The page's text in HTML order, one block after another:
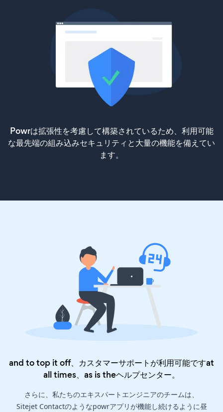
Powrは拡張性を考慮して構築されているため、利用可能
な最先端の組み込みセキュリティと大量の機能を備えてい
ます。
and to top it off、カスタマーサポートが利用可能ですat
all times、as is theヘルプセンター。
さらに、私たちのエキスパートエンジニアのチームは、
Sitejet Contactのようなpowrアプリが機能し続けるように昼